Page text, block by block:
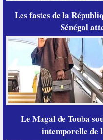
Les fastes de la
Sénégal
Le Magal de Touba
intemporelle de